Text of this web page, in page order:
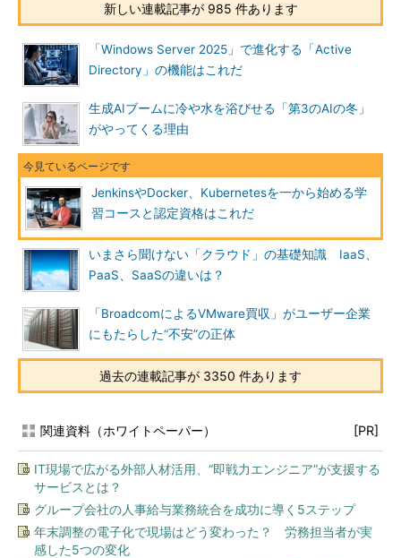
新しい連載記事が 985 件あります
「Windows Server 2025」で進化する「Active
Directory」の機能はこれだ
生成AIブームに冷や水を浴びせる「第3のAIの冬」
がやってくる理由
JenkinsやDocker、Kubernetesを一から始める学
習コースと認定資格はこれだ
いまさら聞けない「クラウド」の基礎知識 IaaS、
PaaS、SaaSの違いは？
「BroadcomによるVMware買収」がユーザー企業
にもたらした“不安”の正体
過去の連載記事が 3350 件あります
関連資料（ホワイトペーパー） [PR]
IT現場で広がる外部人材活用、“即戦力エンジニア”が支援する
サービスとは？
グループ会社の人事給与業務統合を成功に導く5ステップ
年末調整の電子化で現場はどう変わった？ 労務担当者が実
感した5つの変化